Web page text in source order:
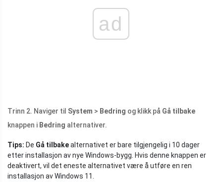
ad
Trinn 2. Naviger til System > Bedring og klikk på Gå tilbake
knappen i Bedring alternativer.
Tips: De Gå tilbakealternativet er bare tilgjengelig i 10 dager
etter installasjon av nye Windows-bygg. Hvis denne knappen er
deaktivert, vil det eneste alternativet være å utføre en ren
installasjon av Windows 11.